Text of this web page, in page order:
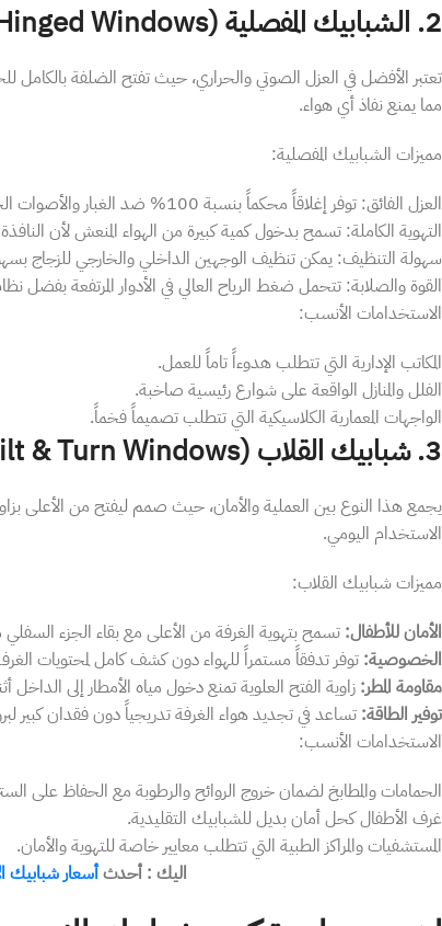
​2. الشبابيك المفصلية (Hinged Windows)
​تعتبر الأفضل في العزل الصوتي والحراري، حيث تفتح الضلفة
مما يمنع نفاذ أي هواء.
​مميزات الشبابيك المفصلية:
​العزل الفائق: توفر إغلاقاً محكماً بنسبة 100% ضد الغبار والأصوات الخارجية، وهو أمر حيوي في أحياء الرياض الحيوية.
​التهوية الكاملة: تسمح بدخول كمية كبيرة من الهواء المنعش لأن
​سهولة التنظيف: يمكن تنظيف الوجهين الداخلي والخارجي للزجاج
​القوة والصلابة: تتحمل ضغط الرياح العالي في الأدوار المرتفعة بفضل نظام
​الاستخدامات الأنسب:
​المكاتب الإدارية التي تتطلب هدوءاً تاماً للعمل.
​الفلل والمنازل الواقعة على شوارع رئيسية صاخبة.
​الواجهات المعمارية الكلاسيكية التي تتطلب تصميماً فخماً.
​3. شبابيك القلاب (Tilt & Turn Windows)
​يجمع هذا النوع بين العملية والأمان، حيث صمم ليفتح من الأعلى
الاستخدام اليومي.
​مميزات شبابيك القلاب:
​الأمان للأطفال: تسمح بتهوية الغرفة من الأعلى مع بقاء الجزء
​الخصوصية: توفر تدفقاً مستمراً للهواء دون كشف كامل لمحتويات
​مقاومة المطر: زاوية الفتح العلوية تمنع دخول مياه الأمطار إلى الداخل
​توفير الطاقة: تساعد في تجديد هواء الغرفة تدريجياً دون فقدان كبير
​الاستخدامات الأنسب:
​الحمامات والمطابخ لضمان خروج الروائح والرطوبة مع الحفاظ على
​غرف الأطفال كحل أمان بديل للشبابيك التقليدية.
​المستشفيات والمراكز الطبية التي تتطلب معايير خاصة للتهوية والأمان.
اليك : أحدثأسعار شبابيك